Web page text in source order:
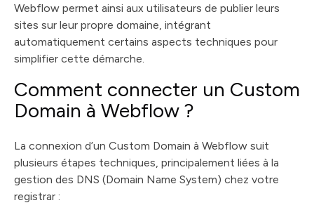
Webflow permet ainsi aux utilisateurs de publier leurs
sites sur leur propre domaine, intégrant
automatiquement certains aspects techniques pour
simplifier cette démarche.
Comment connecter un Custom
Domain à Webflow ?
La connexion d’un Custom Domain à Webflow suit
plusieurs étapes techniques, principalement liées à la
gestion des DNS (Domain Name System) chez votre
registrar :